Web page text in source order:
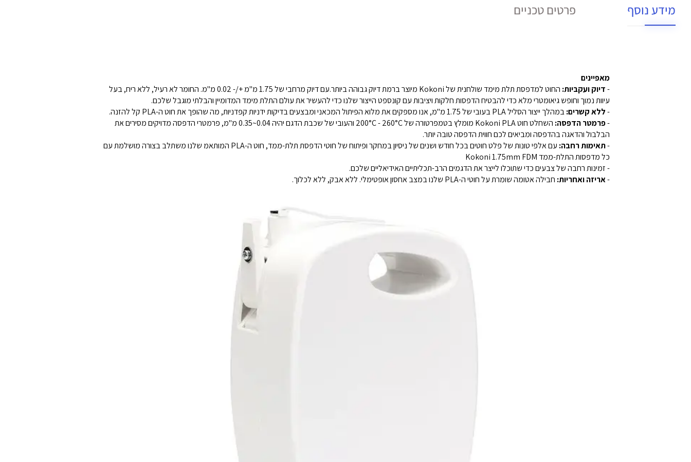
מידע נוסף פרטים טכניים
מאפיינים
-דיוק ועקביות:
החוט למדפסת תלת מימד שולחנית של Kokoni מיוצר ברמת דיוק גבוהה ביותר.עם דיוק מרחבי של 1.75 מ"מ +/- 0.02 מ"מ. החומר לא רעיל, ללא ריח, בעל
עיוות נמוך וחופש גיאומטרי מלא כדי להבטיח הדפסות חלקות ויציבות עם קונספט הייצור שלנו כדי להעשיר את עולם התלת מימד המדומיין והבלתי מוגבל שלכם.
-ללא קשרים:במהלך ייצור הסליל PLA בעובי של 1.75 מ"מ, אנו מספקים את מלוא הפיתול המכאני ומבצעים בדיקות ידניות קפדניות, מה שהופך את חוט ה-PLA קל להזנה.
-פרמטר הדפסה:
השחלט חוט Kokoni PLA מומלץ בטמפרטורה של 200°C - 260°C והעובי של שכבת הדגם יהיה 0.04~0.35 מ"מ, פרמטרי הדפסה מדויקים מסירים את
הבלבול והדאגה בהדפסה ומביאים לכם חווית הדפסה טובה יותר.
-תאימות רחבה:
עם אלפי טונות של פלט חוטים בכל חודש ושנים של ניסיון במחקר ופיתוח של חוטי הדפסת תלת-ממד, חוט ה-PLA המותאמ שלנו משתלב בצורה מושלמת עם
כל מדפסות התלת-ממד Kokoni 1.75mm FDM
- זמינות רחבה של צבעים כדי שתוכלו לייצר את הדגמים הרב-תכליתיים האידיאליים שלכם.
-אריזה ואחריות: חבילה אטומה שומרת על חוטי ה-PLA שלנו במצב אחסון אופטימלי. ללא אבק, ללא לכלוך.